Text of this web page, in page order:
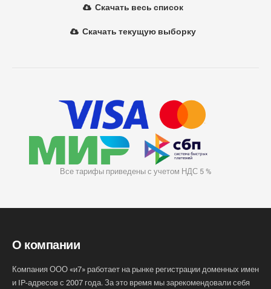
Скачать весь список
Скачать текущую выборку
Все тарифы приведены с учетом НДС 5 %
О компании
Компания ООО «и7» работает на рынке регистрации доменных имен
и IP-адресов с 2007 года. За это время мы зарекомендовали себя